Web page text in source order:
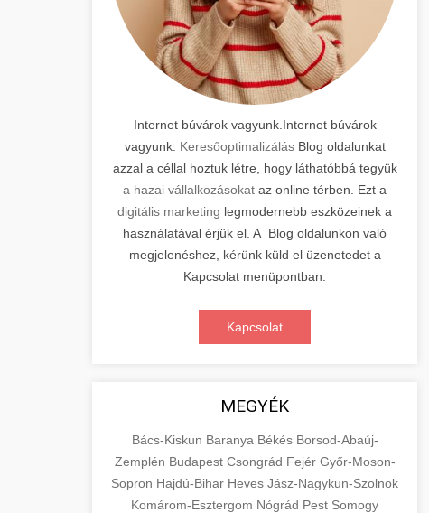
Internet búvárok vagyunk.Internet búvárok
vagyunk. KeresőoptimalizálásBlog oldalunkat
azzal a céllal hoztuk létre, hogy láthatóbbá tegyük
a hazai vállalkozásokat az online térben. Ezt a
digitális marketing legmodernebb eszközeinek a
használatával érjük el. A Blog oldalunkon való
megjelenéshez, kérünk küld el üzenetedet a
Kapcsolat menüpontban.
Kapcsolat
MEGYÉK
Bács-Kiskun Baranya Békés Borsod-Abaúj-
Zemplén Budapest Csongrád Fejér Győr-Moson-
Sopron Hajdú-Bihar Heves Jász-Nagykun-Szolnok
Komárom-Esztergom Nógrád Pest Somogy